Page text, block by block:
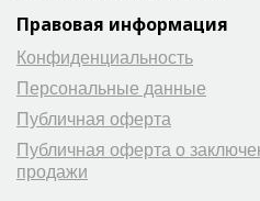
Правовая информация
Конфиденциальность
Персональные данные
Публичная оферта
Публичная оферта о
продажи